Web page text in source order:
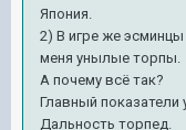
Япония.
2) В игре же
меня унылые торпы.
А почему всё так?
Главный показатели
Дальность торпед.